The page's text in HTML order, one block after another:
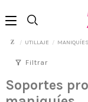
UTILLAJE MANIQUÍES
filter_alt Filtrar
Soportes